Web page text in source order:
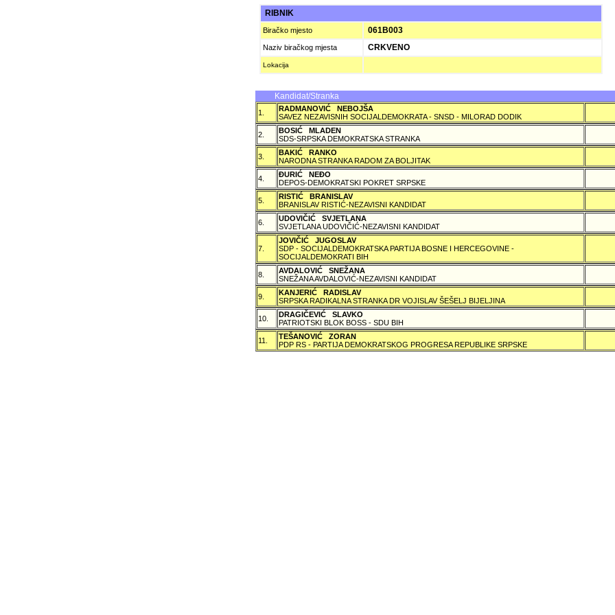
RIBNIK
Biračko mjesto 061B003
Naziv biračkog mjesta CRKVENO
Lokacija
Kandidat/Stranka
1.
RADMANOVIĆ NEBOJŠA
SAVEZ NEZAVISNIH SOCIJALDEMOKRATA - SNSD - MILORAD DODIK
2.
BOSIĆ MLADEN
SDS-SRPSKA DEMOKRATSKA STRANKA
3.
BAKIĆ RANKO
NARODNA STRANKA RADOM ZA BOLJITAK
4.
ÐURIĆ NEÐO
DEPOS-DEMOKRATSKI POKRET SRPSKE
5.
RISTIĆ BRANISLAV
BRANISLAV RISTIĆ-NEZAVISNI KANDIDAT
6.
UDOVIČIĆ SVJETLANA
SVJETLANA UDOVIČIĆ-NEZAVISNI KANDIDAT
7.
JOVIČIĆ JUGOSLAV
SDP - SOCIJALDEMOKRATSKA PARTIJA BOSNE I HERCEGOVINE -
SOCIJALDEMOKRATI BIH
8.
AVDALOVIĆ SNEŽANA
SNEŽANA AVDALOVIĆ-NEZAVISNI KANDIDAT
9.
KANJERIĆ RADISLAV
SRPSKA RADIKALNA STRANKA DR VOJISLAV ŠEŠELJ BIJELJINA
10.
DRAGIČEVIĆ SLAVKO
PATRIOTSKI BLOK BOSS - SDU BIH
11.
TEŠANOVIĆ ZORAN
PDP RS - PARTIJA DEMOKRATSKOG PROGRESA REPUBLIKE SRPSKE